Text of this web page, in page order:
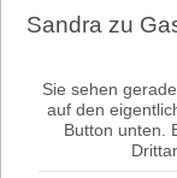
Sandra zu
Sie sehen
auf den
Button unten.